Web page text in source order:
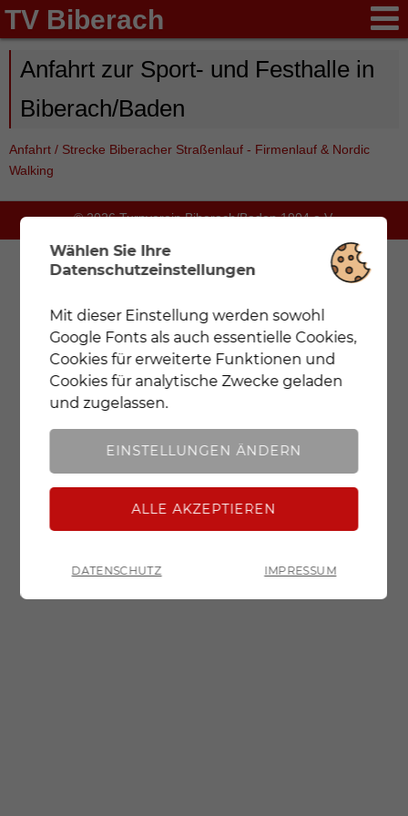
TV Biberach
Anfahrt zur Sport- und Festhalle in
Biberach/Baden
Anfahrt / Strecke Biberacher Straßenlauf - Firmenlauf & Nordic
Walking
© 2026 Turnverein Biberach/Baden 1904 e.V.
Wählen Sie Ihre
Datenschutzeinstellungen
Notwendig Mit dieser Einstellung werden nur
Cookies und Google Fonts geladen, die für eine
korrekte Darstellung der Webseite zwingend
notwendig sind.
Analyse Mit dieser Einstellung werden sowohl
Google Fonts als auch essentielle Cookies, Cookies
Mit dieser Einstellung werden sowohl
Google Fonts als auch essentielle Cookies,
Cookies für erweiterte Funktionen und
Cookies für analytische Zwecke geladen
und zugelassen.
EINSTELLUNGEN ÄNDERN
DATENSCHUTZ IMPRESSUM